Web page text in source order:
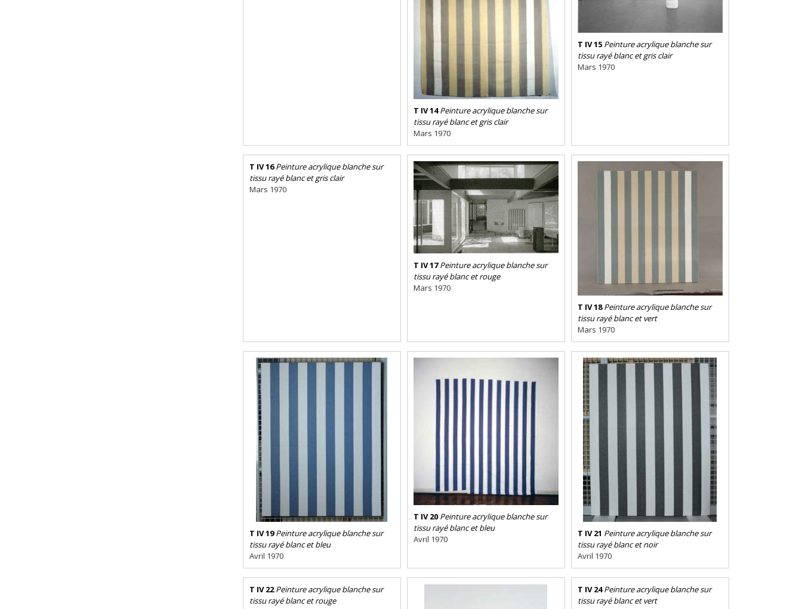
T IV 14 Peinture acrylique blanche sur
tissu rayé blanc et gris clair
Mars 1970
T IV 15 Peinture acrylique blanche sur
tissu rayé blanc et gris clair
Mars 1970
T IV 16 Peinture acrylique blanche sur
tissu rayé blanc et gris clair
Mars 1970
T IV 17 Peinture acrylique blanche sur
tissu rayé blanc et rouge
Mars 1970
T IV 18 Peinture acrylique blanche sur
tissu rayé blanc et vert
Mars 1970
T IV 19 Peinture acrylique blanche sur
tissu rayé blanc et bleu
Avril 1970
T IV 20 Peinture acrylique blanche sur
tissu rayé blanc et bleu
Avril 1970
T IV 21 Peinture acrylique blanche sur
tissu rayé blanc et noir
Avril 1970
T IV 22 Peinture acrylique blanche sur
tissu rayé blanc et rouge
T IV 24 Peinture acrylique blanche sur
tissu rayé blanc et vert